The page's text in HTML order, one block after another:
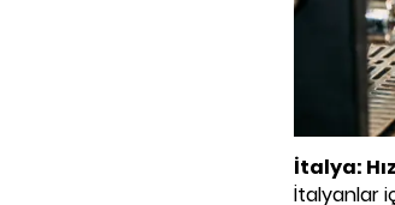
İtalya:
İtalyanlar